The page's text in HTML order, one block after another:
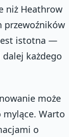
niż Heathrow
przewoźników
istotna —
każdego
może
mylące. Warto
o